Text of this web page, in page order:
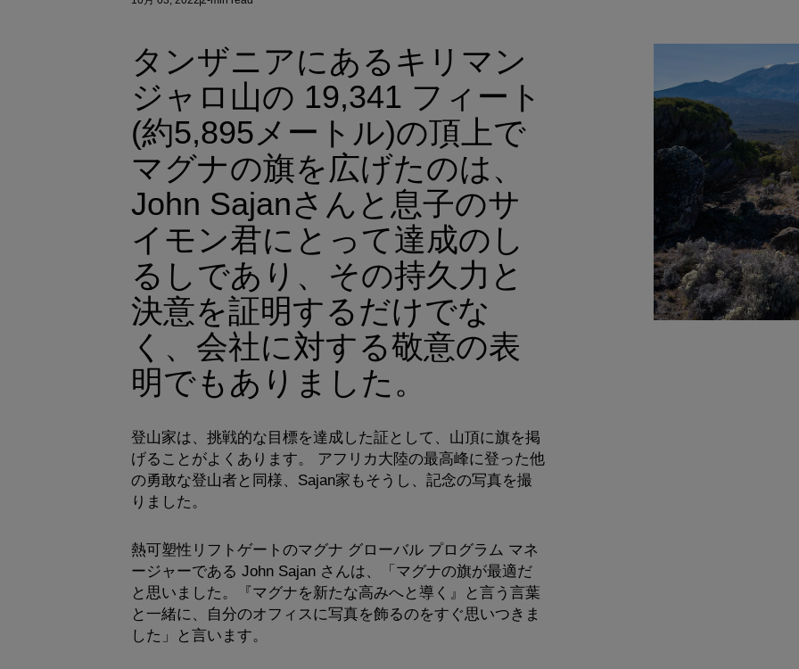
タンザニアにあるキリマン
ジャロ山の 19,341 フィート
(約5,895メートル)の頂上で
マグナの旗を広げたのは、
John Sajanさんと息子のサ
イモン君にとって達成のし
るしであり、その持久力と
決意を証明するだけでな
く、会社に対する敬意の表
明でもありました。
登山家は、挑戦的な目標を達成した証として、山頂に旗を掲
げることがよくあります。 アフリカ大陸の最高峰に登った他
の勇敢な登山者と同様、Sajan家もそうし、記念の写真を撮
りました。
熱可塑性リフトゲートのマグナ グローバル プログラム マネ
ージャーである John Sajan さんは、「マグナの旗が最適だ
と思いました。『マグナを新たな高みへと導く』と言う言葉
と一緒に、自分のオフィスに写真を飾るのをすぐ思いつきま
した」と言います。